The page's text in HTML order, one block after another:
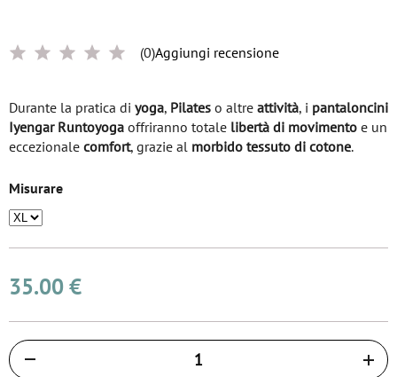
(0)Aggiungi recensione
Durante la pratica di yoga, Pilates o altre attività, i pantaloncini
Iyengar Runtoyoga offriranno totale libertà di movimento e un
eccezionale comfort, grazie al morbido tessuto di cotone.
Misurare
35.00 €
Količina